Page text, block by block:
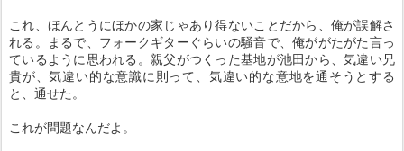
これ、ほんとうにほかの家じゃあり得ないことだから、俺が誤解さ
れる。まるで、フォークギターぐらいの騒音で、俺ががたがた言っ
ているように思われる。親父がつくった基地が池田から、気違い兄
貴が、気違い的な意識に則って、気違い的な意地を通そうとする
と、通せた。
これが問題なんだよ。